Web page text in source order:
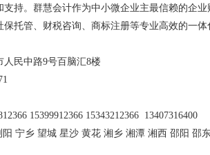
支持。群慧会计作为中小微企业主最信赖的企
托管、财税咨询、商标注册等专业高效的一体
人民中路9号百脑汇8楼
15399912366 15343212366 13407316400
阳 宁乡 望城 星沙 黄花 湘乡 湘潭 湘西 邵阳 邵